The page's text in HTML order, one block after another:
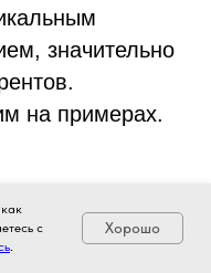
значительно
на примерах.
у компании не
с
.
Хорошо